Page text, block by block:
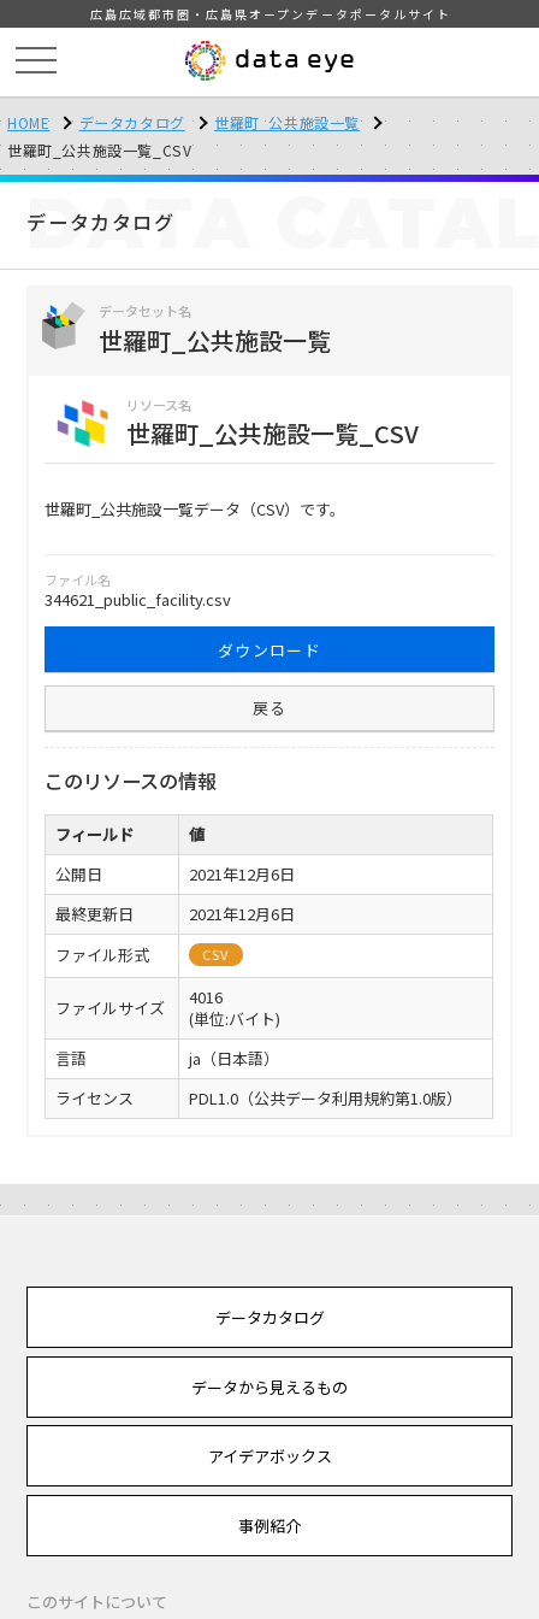
広島広域都市圏・広島県オープンデータポータルサイト
HOME データカタログ
世羅町_公共施設一覧
世羅町_公共施設一覧_CSV
データカタログ
DATA
データセット名
世羅町_公共施設一覧
リソース名
世羅町_公共施設一覧_CSV
世羅町_公共施設一覧データ（CSV）です。
ファイル名
344621_public_facility.csv
ダウンロード
戻る
このリソースの情報
フィールド
値
公開日
2021年12月6日
最終更新日
2021年12月6日
ファイル形式
CSV
ファイルサイズ
4016
(単位:バイト)
言語
ja（日本語）
ライセンス
PDL1.0（公共データ利用規約第1.0版）
データカタログ
データから見えるもの
アイデアボックス
事例紹介
このサイトについて